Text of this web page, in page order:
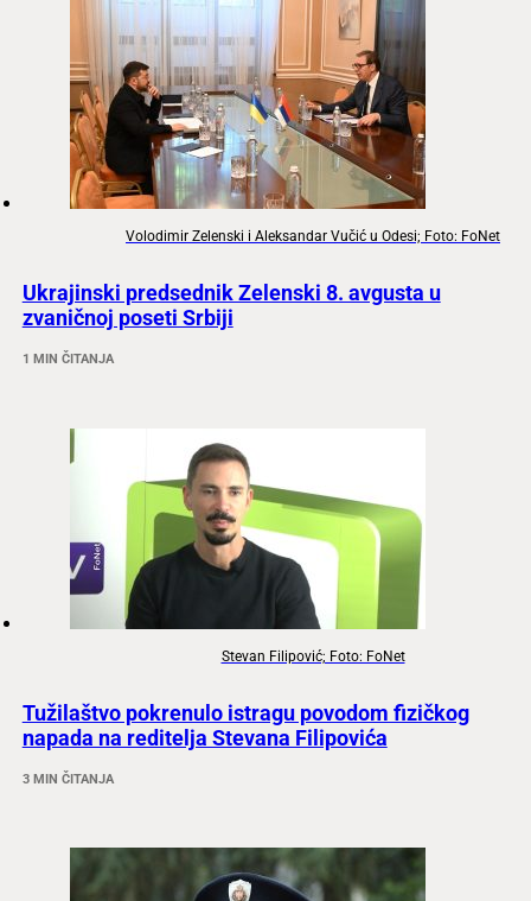
Volodimir Zelenski i Aleksandar Vučić u Odesi; Foto: FoNet
Ukrajinski predsednik Zelenski 8. avgusta u
zvaničnoj poseti Srbiji
1 MIN ČITANJA
Stevan Filipović; Foto: FoNet
Tužilaštvo pokrenulo istragu povodom fizičkog
napada na reditelja Stevana Filipovića
3 MIN ČITANJA